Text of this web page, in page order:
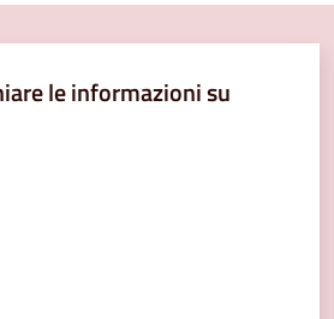
le informazioni su